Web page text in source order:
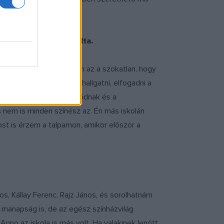
figuráját megformálta.
generációban nekem az a szokatlan, hogy
mindenkinek meghallgatni, elfogadni a
újfajta gondolkodásmódnak és a
is minden színész az. Én más iskolán
is érzem a talpamon, amikor először a
Kállay Ferenc, Rajz János, és sorolhatnám
is, de az egész színházvilág